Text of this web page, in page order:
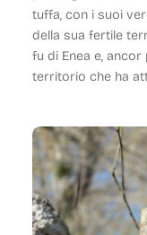
tuffa, con i suoi
della sua fertile
fu di Enea e, ancor
territorio che ha